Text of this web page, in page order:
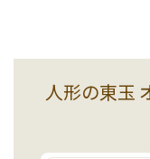
人形の東玉